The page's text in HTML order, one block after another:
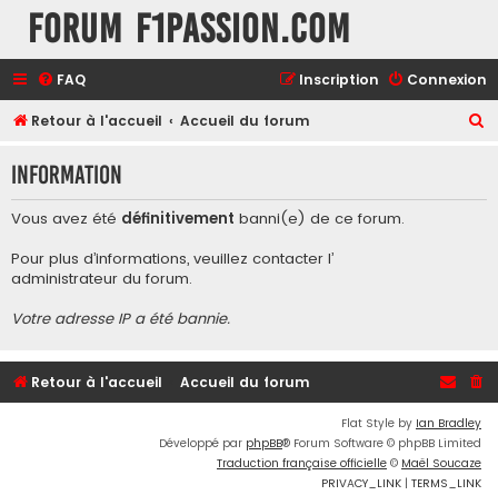
Forum F1Passion.com
FAQ Connexion
Inscription
Retour à l'accueil Accueil du forum
h
Information
Vous avez été définitivement banni(e) de ce forum.
Pour plus d’informations, veuillez contacter l’
administrateur du forum.
Votre adresse IP a été bannie.
Retour à l'accueil Accueil du forum
Flat Style by Ian Bradley
Développé par phpBB® Forum Software © phpBB Limited
Traduction française officielle © Maël Soucaze
PRIVACY_LINK | TERMS_LINK